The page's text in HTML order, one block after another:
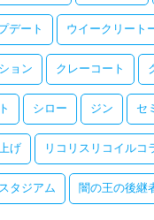
デート ウイークリート
ョン クレーコート
シロー ジン セ
げ リコリスリコイルコ
タジアム 闇の王の後継